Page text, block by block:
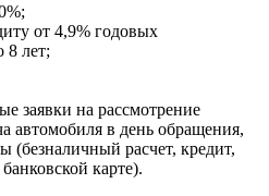
от 4,9% годовых
8 лет;
заявки на рассмотрение
автомобиля в день обращения,
(безналичный расчет, кредит,
карте).